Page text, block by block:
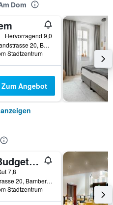
Dom
3
Hervorragend 9,0
Untere Sandstrasse 20, Bamberg, Bayern, Deutschland
Stadtzentrum
Zum Angebot
Ibis Budget Bamberg
2
7,8
Ludwigstrasse 20, Bamberg, Bayern, Deutschland
Stadtzentrum